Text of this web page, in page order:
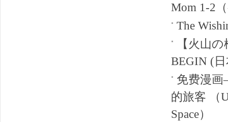
Mom 1-2
The
【火山
BEGIN (
免费漫
的旅客 （
Space）